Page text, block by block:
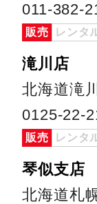
011-382-
販売 レンタ
滝川店
北海道滝
0125-22-
販売 レンタ
琴似支店
北海道札